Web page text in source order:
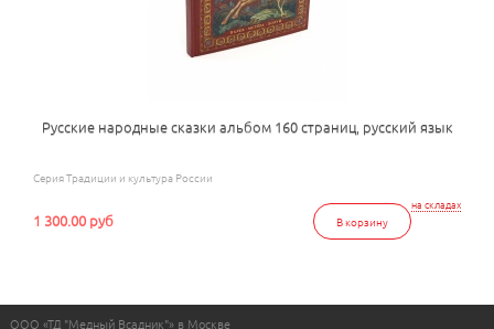
Русские народные сказки альбом 160 страниц, русский язык
Серия Традиции и культура России
на складах
В корзину
1 300.00 руб
ООО «ТД "Медный Всадник"» в Москве